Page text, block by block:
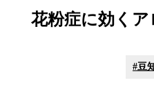
花粉症に効く
豆